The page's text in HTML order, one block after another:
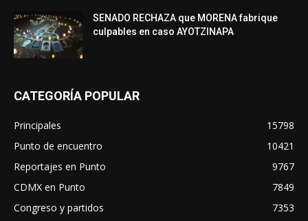
SENADO RECHAZA que MORENA fabrique
culpables en caso AYOTZINAPA
CATEGORÍA POPULAR
Principales
15798
Punto de encuentro
10421
Reportajes en Punto
9767
CDMX en Punto
7849
Congreso y partidos
7353